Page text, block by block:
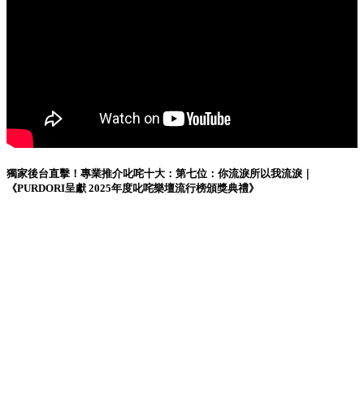
獨家後台直擊！專業推介叱咤十大：第七位：你流淚所以我流淚｜
《PURDORI呈獻 2025年度叱咤樂壇流行榜頒獎典禮》